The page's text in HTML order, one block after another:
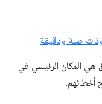
وذات صلة ودقيقة
هي المكان الرئيسي في